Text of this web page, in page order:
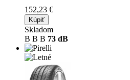
152,23 €
Kúpiť
Skladom
B B B 73 dB